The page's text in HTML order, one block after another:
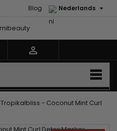
Nederlands 
Blog

Tropikalbliss - Coconut Mint Curl